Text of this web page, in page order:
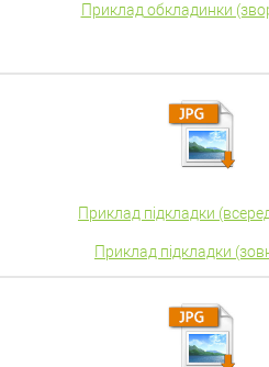
Приклад обкладинки
Приклад підкладки
Приклад підкладки